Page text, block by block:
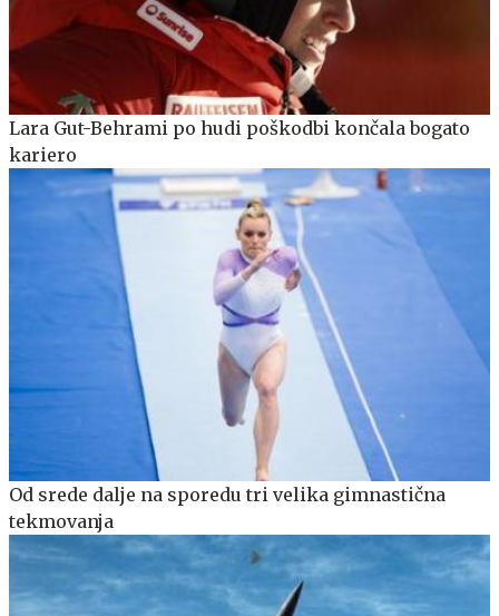
Lara Gut-Behrami po hudi poškodbi končala bogato
kariero
Od srede dalje na sporedu tri velika gimnastična
tekmovanja